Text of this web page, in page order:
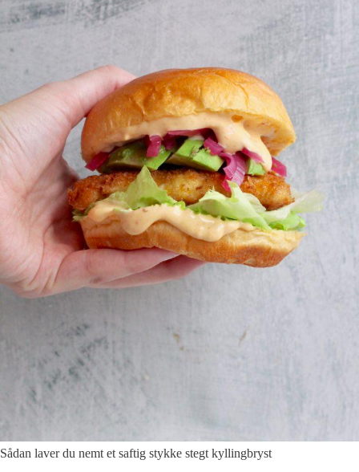
Sådan laver du nemt et saftig stykke stegt kyllingbryst